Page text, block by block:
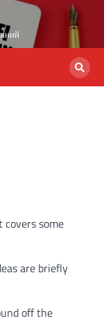
covers some
are briefly
off the